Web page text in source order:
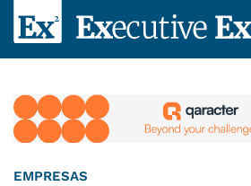
Skip to main content
EMPRESAS